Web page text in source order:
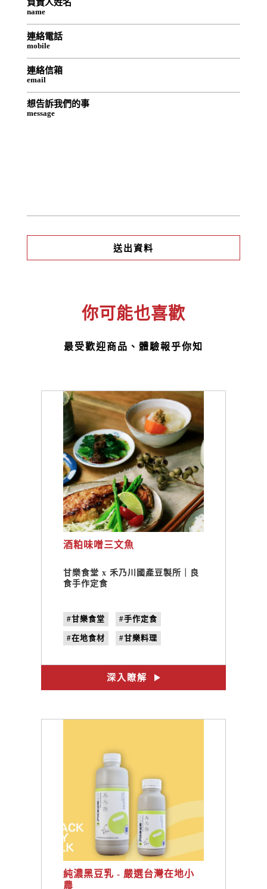
負責人姓名
name
連絡電話
mobile
連絡信箱
email
想告訴我們的事
message
你可能也喜歡
最受歡迎商品、體驗報乎你知
酒粕味噌三文魚
甘樂食堂 x 禾乃川國產豆製所｜良
食手作定食
#甘樂食堂 #手作定食
#在地食材 #甘樂料理
#文創設計
深入瞭解
純濃黑豆乳 - 嚴選台灣在地小
農